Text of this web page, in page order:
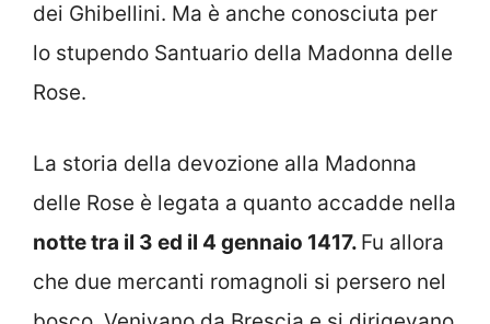
dei Ghibellini. Ma è anche conosciuta per
lo stupendo Santuario della Madonna delle
Rose.
La storia della devozione alla Madonna
delle Rose è legata a quanto accadde nella
notte tra il 3 ed il 4 gennaio 1417. Fu allora
che due mercanti romagnoli si persero nel